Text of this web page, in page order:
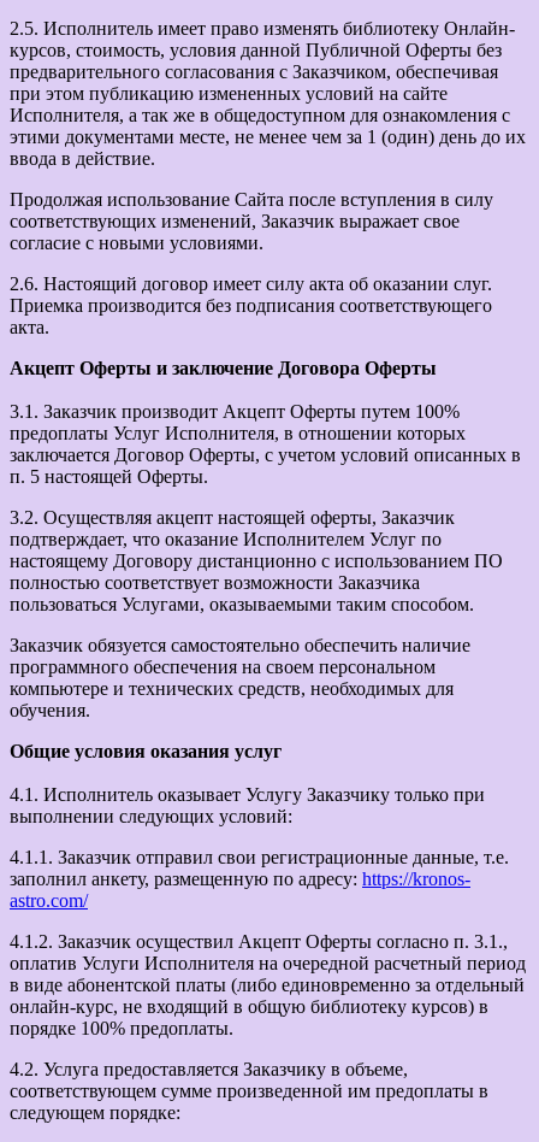
2.5. Исполнитель имеет право изменять библиотеку Онлайн-
курсов, стоимость, условия данной Публичной Оферты без
предварительного согласования с Заказчиком, обеспечивая
при этом публикацию измененных условий на сайте
Исполнителя, а так же в общедоступном для ознакомления с
этими документами месте, не менее чем за 1 (один) день до их
ввода в действие.
Продолжая использование Сайта после вступления в силу
соответствующих изменений, Заказчик выражает свое
согласие с новыми условиями.
2.6. Настоящий договор имеет силу акта об оказании слуг.
Приемка производится без подписания соответствующего
акта.
Акцепт Оферты и заключение Договора Оферты
3.1. Заказчик производит Акцепт Оферты путем 100%
предоплаты Услуг Исполнителя, в отношении которых
заключается Договор Оферты, с учетом условий описанных в
п. 5 настоящей Оферты.
3.2. Осуществляя акцепт настоящей оферты, Заказчик
подтверждает, что оказание Исполнителем Услуг по
настоящему Договору дистанционно с использованием ПО
полностью соответствует возможности Заказчика
пользоваться Услугами, оказываемыми таким способом.
Заказчик обязуется самостоятельно обеспечить наличие
программного обеспечения на своем персональном
компьютере и технических средств, необходимых для
обучения.
Общие условия оказания услуг
4.1. Исполнитель оказывает Услугу Заказчику только при
выполнении следующих условий:
4.1.1. Заказчик отправил свои регистрационные данные, т.е.
заполнил анкету, размещенную по адресу: https://kronos-
astro.com/
4.1.2. Заказчик осуществил Акцепт Оферты согласно п. 3.1.,
оплатив Услуги Исполнителя на очередной расчетный период
в виде абонентской платы (либо единовременно за отдельный
онлайн-курс, не входящий в общую библиотеку курсов) в
порядке 100% предоплаты.
4.2. Услуга предоставляется Заказчику в объеме,
соответствующем сумме произведенной им предоплаты в
следующем порядке: